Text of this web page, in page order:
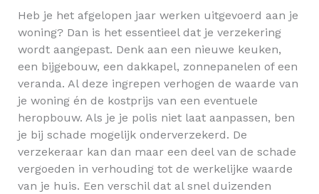
Heb je het afgelopen jaar werken uitgevoerd aan je
woning? Dan is het essentieel dat je verzekering
wordt aangepast. Denk aan een nieuwe keuken,
een bijgebouw, een dakkapel, zonnepanelen of een
veranda. Al deze ingrepen verhogen de waarde van
je woning én de kostprijs van een eventuele
heropbouw. Als je je polis niet laat aanpassen, ben
je bij schade mogelijk onderverzekerd. De
verzekeraar kan dan maar een deel van de schade
vergoeden in verhouding tot de werkelijke waarde
van je huis. Een verschil dat al snel duizenden